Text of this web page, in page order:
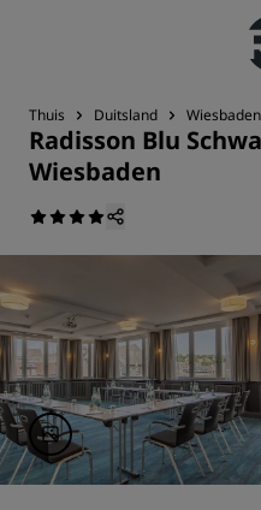
Thuis Duitsland Wiesbaden
Radisson Blu
Wiesbaden